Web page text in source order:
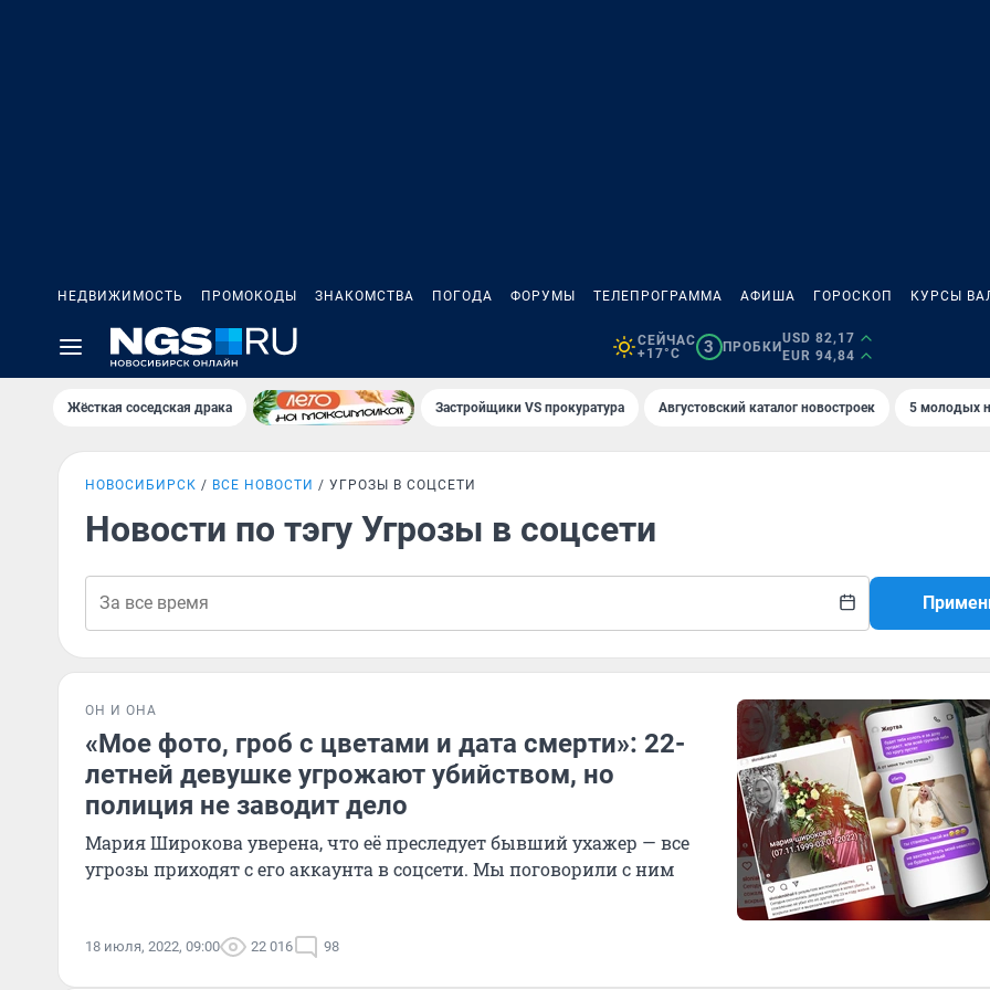
НЕДВИЖИМОСТЬ ПРОМОКОДЫ ЗНАКОМСТВА ПОГОДА ФОРУМЫ ТЕЛЕПРОГРАММА АФИША ГОРОСКОП КУРСЫ
СЕЙЧАС
+17°C
3 ПРОБКИ
USD 82,17
EUR 94,84
Жёсткая соседская драка Застройщики VS прокуратура Августовский каталог новостроек 5 молодых
НОВОСИБИРСК ВСЕ НОВОСТИ УГРОЗЫ В СОЦСЕТИ
Новости по тэгу Угрозы в соцсети
ОН И ОНА
«Мое фото, гроб с цветами и дата смерти»: 22-
летней девушке угрожают убийством, но
полиция не заводит дело
Мария Широкова уверена, что её преследует бывший ухажер — все
угрозы приходят с его аккаунта в соцсети. Мы поговорили с ним
18 июля, 2022, 09:00 22 016 98